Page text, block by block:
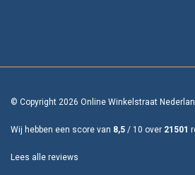
© Copyright 2026 Online Winkelstraat
Wij hebben een score van 8,5 / 10 over 21501
Lees alle reviews